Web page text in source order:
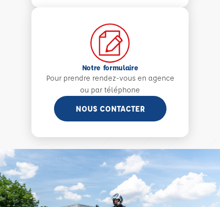
Notre formulaire
Pour prendre rendez-vous en agence
ou par téléphone
NOUS CONTACTER